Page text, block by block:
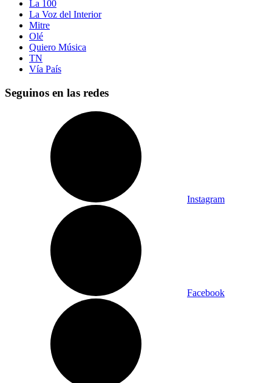
La 100
La Voz del Interior
Mitre
Olé
Quiero Música
TN
Vía País
Seguinos en las redes
Instagram
Facebook